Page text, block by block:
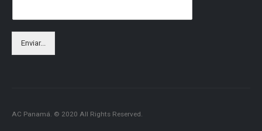
Enviar...
AC Panamá. © 2020 All Rights Reserved.